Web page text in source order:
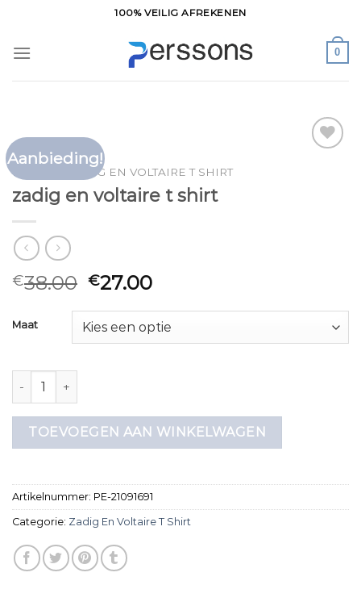
inhoud
100% VEILIG AFREKENEN
0
Aanbieding!
HOME ZADIG EN VOLTAIRE T SHIRT
zadig en voltaire t shirt
€38.00 €27.00
Maat
zadig en voltaire t shirt aantal
TOEVOEGEN AAN WINKELWAGEN
Artikelnummer: PE-21091691
Categorie: Zadig En Voltaire T Shirt